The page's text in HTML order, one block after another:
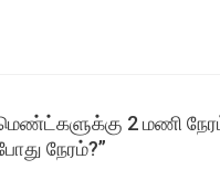
2 மணி
நேரம்?”